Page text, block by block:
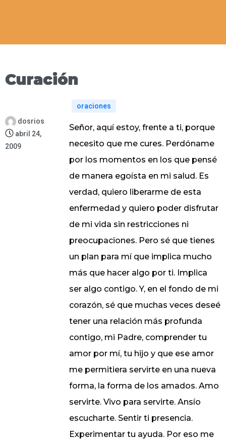
Curación
dosrios
abril 24,
2009
oraciones
Señor, aquí estoy, frente a ti, porque
necesito que me cures. Perdóname
por los momentos en los que pensé
de manera egoísta en mi salud. Es
verdad, quiero liberarme de esta
enfermedad y quiero poder disfrutar
de mi vida sin restricciones ni
preocupaciones. Pero sé que tienes
un plan para mí que implica mucho
más que hacer algo por ti. Implica
ser algo contigo. Y, en el fondo de mi
corazón, sé que muchas veces deseé
tener una relación más profunda
contigo, mi Padre, comprender tu
amor por mí, tu hijo y que ese amor
me permitiera servirte en una nueva
forma, la forma de los amados. Amo
servirte. Vivo para servirte. Ansío
escucharte. Sentir ti presencia.
Experimentar tu ayuda. Por eso me